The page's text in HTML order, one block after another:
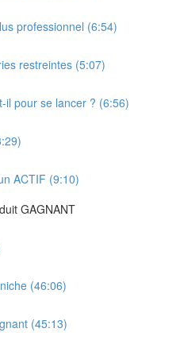
professionnel (6:54)
restreintes (5:07)
il pour se lancer ? (6:56)
ACTIF (9:10)
GAGNANT
(46:06)
(45:13)